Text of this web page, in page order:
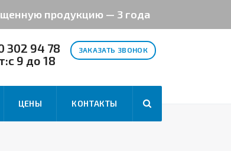
продукцию — 3 года
ЗАКАЗАТЬ ЗВОНОК
302 94 78
9 до 18
ЦЕНЫ КОНТАКТЫ